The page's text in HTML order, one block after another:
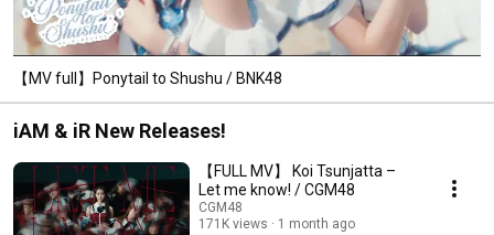
【MV full】Ponytail to Shushu / BNK48
iAM & iR New Releases!
【FULL MV】 Koi Tsunjatta –
Let me know! / CGM48
CGM48
171K views
1 month ago